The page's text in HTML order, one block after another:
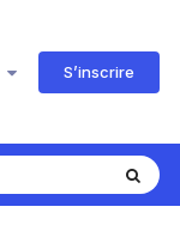
S’inscrire